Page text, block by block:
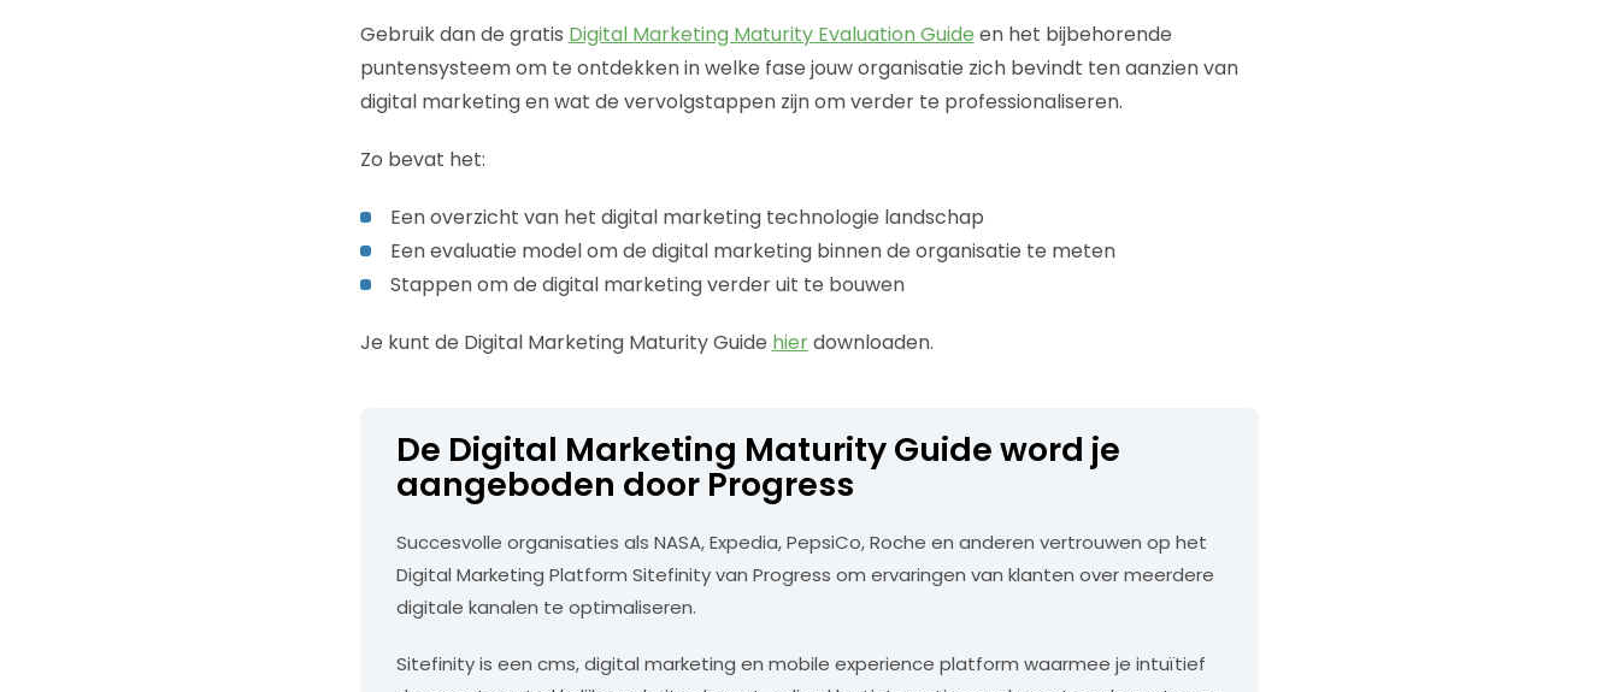
Gebruik dan de gratis Digital Marketing Maturity Evaluation Guide en het bijbehorende
puntensysteem om te ontdekken in welke fase jouw organisatie zich bevindt ten aanzien van
digital marketing en wat de vervolgstappen zijn om verder te professionaliseren.
Zo bevat het:
Een overzicht van het digital marketing technologie landschap
Een evaluatie model om de digital marketing binnen de organisatie te meten
Stappen om de digital marketing verder uit te bouwen
Je kunt de Digital Marketing Maturity Guide hierdownloaden.
De Digital Marketing Maturity Guide word je
aangeboden door Progress
Succesvolle organisaties als NASA, Expedia, PepsiCo, Roche en anderen vertrouwen op het
Digital Marketing Platform Sitefinity van Progress om ervaringen van klanten over meerdere
digitale kanalen te optimaliseren.
Sitefinity is een cms, digital marketing en mobile experience platform waarmee je intuïtief